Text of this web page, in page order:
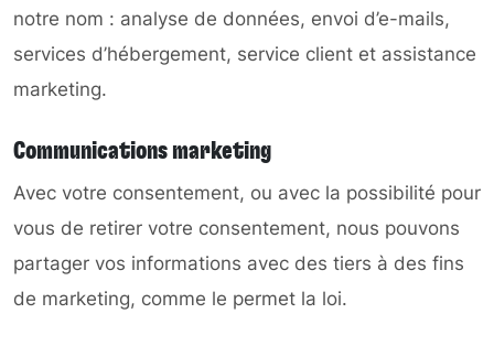
notre nom : analyse de données, envoi d’e-mails,
services d’hébergement, service client et assistance
marketing.
Communications marketing
Avec votre consentement, ou avec la possibilité pour
vous de retirer votre consentement, nous pouvons
partager vos informations avec des tiers à des fins
de marketing, comme le permet la loi.